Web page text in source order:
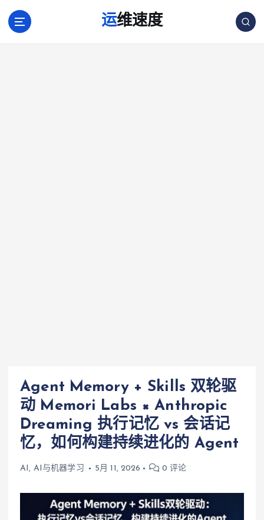
运维速度
Agent Memory + Skills 双轮驱
动 Memori Labs × Anthropic
Dreaming 执行记忆 vs 会话记
忆，如何构建持续进化的 Agent
AI , AI与机器学习 5月 11, 2026 0 评论